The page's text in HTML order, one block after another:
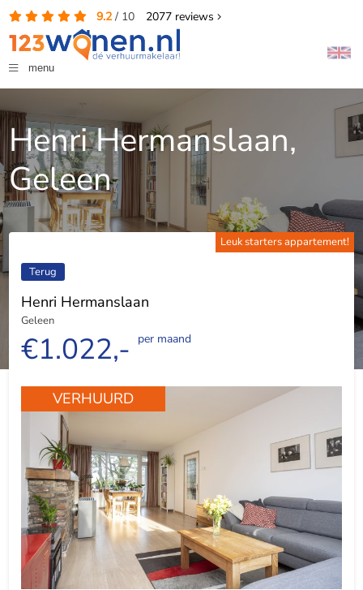
9.2/ 10 2077reviews
menu
Henri Hermanslaan,
Geleen
Leuk starters appartement!
Terug
Henri Hermanslaan
Geleen
€1.022,- per maand
VERHUURD